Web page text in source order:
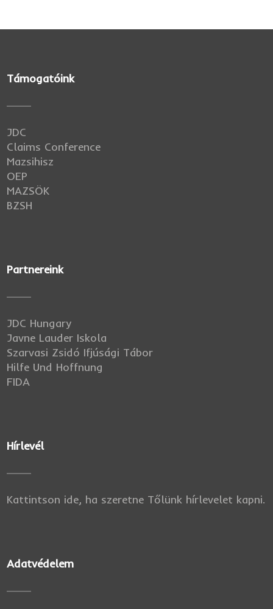
Támogatóink
JDC
Claims Conference
Mazsihisz
OEP
MAZSÖK
BZSH
Partnereink
JDC Hungary
Javne Lauder Iskola
Szarvasi Zsidó Ifjúsági Tábor
Hilfe Und Hoffnung
FIDA
Hírlevél
Kattintson ide, ha szeretne Tőlünk hírlevelet kapni.
Adatvédelem